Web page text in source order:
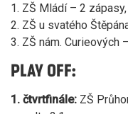
1. ZŠ Mládí – 2
2. ZŠ u svatého
3. ZŠ nám. Curieových
PLAY OFF:
1. čtvrtfinále: ZŠ